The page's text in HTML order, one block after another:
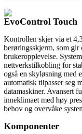
EvoControl Touch
Kontrollen skjer via et
berøringsskjerm, som
brukeropplevelse.
nettverkstilkobling for
også en skyløsning med
automatisk tilpasser seg
datamaskiner. Avansert
inneklimaet med høy
behov og overvåke
Komponenter